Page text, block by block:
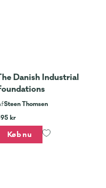
Danish Industrial
Steen Thomsen
kr
Køb nu